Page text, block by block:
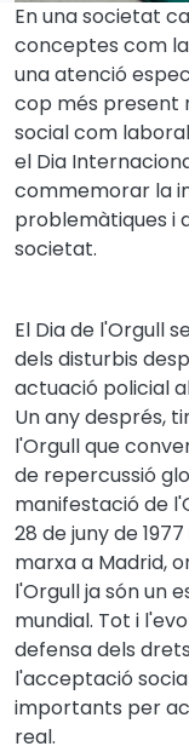
En una societat
conceptes com
una atenció
cop més present
social com
el Dia
commemorar la
problemàtiques i
societat.
El Dia de l'Orgull
dels disturbis
actuació policial
Un any després,
l'Orgull que
de repercussió
manifestació de
28 de juny de
marxa a Madrid,
l'Orgull ja són un
mundial. Tot i
defensa dels
l'acceptació
importants per
real.